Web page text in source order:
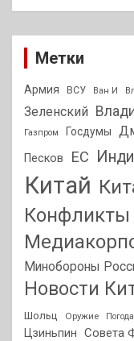
Метки
Армия ВСУ Ван И
Зеленский
Газпром Госдумы
Песков
ЕС
Китай
Конфликты
Минобороны
Новости
Шольц
Оружие Погода
Цзиньпин Совета